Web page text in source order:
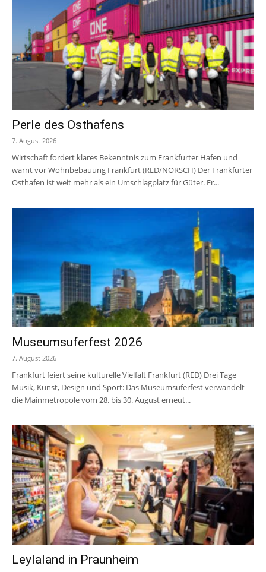
Perle des Osthafens
7. August 2026
Wirtschaft fordert klares Bekenntnis zum Frankfurter Hafen und
warnt vor Wohnbebauung Frankfurt (RED/NORSCH) Der Frankfurter
Osthafen ist weit mehr als ein Umschlagplatz für Güter. Er...
Museumsuferfest 2026
7. August 2026
Frankfurt feiert seine kulturelle Vielfalt Frankfurt (RED) Drei Tage
Musik, Kunst, Design und Sport: Das Museumsuferfest verwandelt
die Mainmetropole vom 28. bis 30. August erneut...
Leylaland in Praunheim